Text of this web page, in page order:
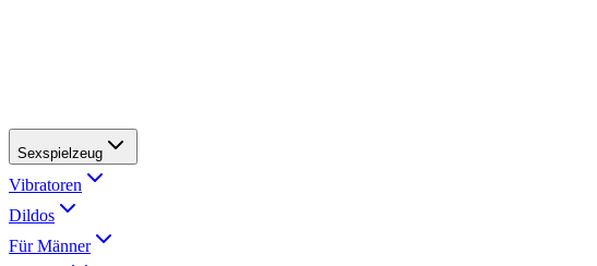
Sexspielzeug
Vibratoren
Dildos
Für Männer